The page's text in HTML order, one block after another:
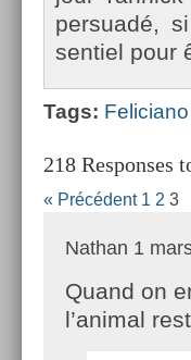
per­suadé,
sentiel pour
Tags:
218 Responses
« Précédent 1 2 3
Nathan 1
Quand on
l’animal